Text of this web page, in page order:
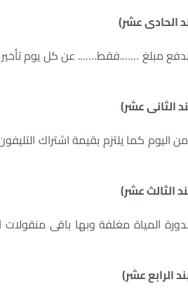
الحادى عشر)
بدفع مبلغ …….فقط……. عن كل يوم
الثانى عشر)
من اليوم كما يلتزم بقيمة اشتراك
الثالث عشر)
المياة مغلفة وبها باقى
الرابع عشر)